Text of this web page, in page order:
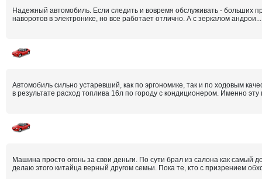
Надежный автомобиль. Если следить и вовремя обслуживать -
наворотов в электронике, но все работает отлично. А с зеркалом андрои...
Автомобиль сильно устаревший, как по эргономике, так и по ходовым
в результате расход топлива 16л по городу с кондиционером. Именно эту
Машина просто огонь за свои деньги. По сути брал из салона как
делаю этого китайца верный другом семьи. Пока те, кто с призрением